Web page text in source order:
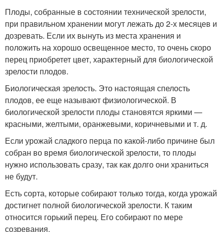
Плоды, собранные в состоянии технической зрелости,
при правильном хранении могут лежать до 2-х месяцев и
дозревать. Если их вынуть из места хранения и
положить на хорошо освещенное место, то очень скоро
перец приобретет цвет, характерный для биологической
зрелости плодов.
Биологическая зрелость. Это настоящая спелость
плодов, ее еще называют физиологической. В
биологической зрелости плоды становятся яркими —
красными, желтыми, оранжевыми, коричневыми и т. д.
Если урожай сладкого перца по какой-либо причине был
собран во время биологической зрелости, то плоды
нужно использовать сразу, так как долго они храниться
не будут.
Есть сорта, которые собирают только тогда, когда урожай
достигнет полной биологической зрелости. К таким
относится горький перец. Его собирают по мере
созревания.